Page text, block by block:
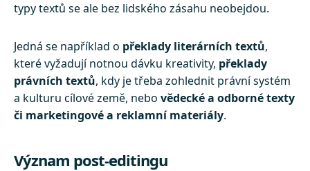
typy textů se ale bez lidského zásahu neobejdou.
Jedná se například o překlady literárních textů,
které vyžadují notnou dávku kreativity, překlady
právních textů, kdy je třeba zohlednit právní systém
a kulturu cílové země, nebo vědecké a odborné texty
či marketingové a reklamní materiály.
Význam post-editingu